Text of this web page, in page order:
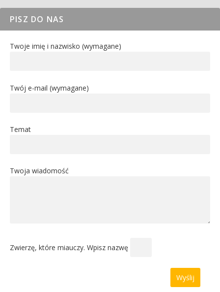
PISZ DO NAS
Twoje imię i nazwisko (wymagane)
Twój e-mail (wymagane)
Temat
Twoja wiadomość
Zwierzę, które miauczy. Wpisz nazwę